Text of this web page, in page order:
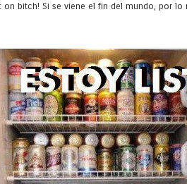
on bitch! Si se viene el fin del mundo, por